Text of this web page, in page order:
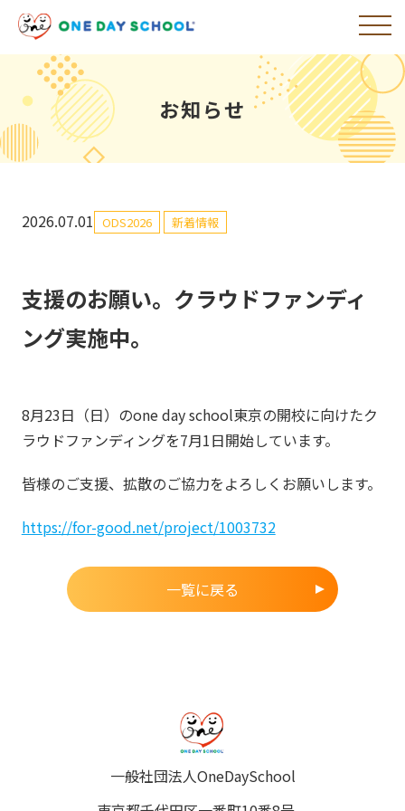
お知らせ
2026.07.01 ODS2026 新着情報
支援のお願い。クラウドファンディ
ング実施中。
8月23日（日）のone day school東京の開校に向けたク
ラウドファンディングを7月1日開始しています。
皆様のご支援、拡散のご協力をよろしくお願いします。
https://for-good.net/project/1003732
一覧に戻る
一般社団法人OneDaySchool